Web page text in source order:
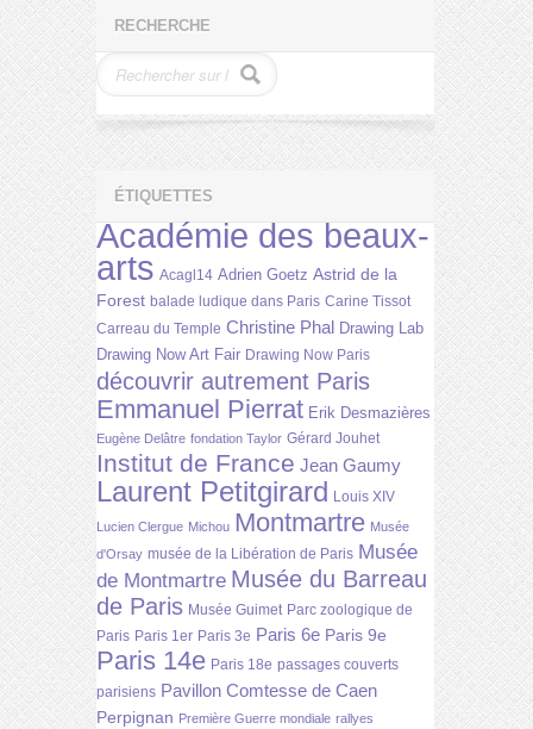
RECHERCHE
ÉTIQUETTES
Académie des beaux-
arts Acagl14 Adrien Goetz Astrid de la
Forest balade ludique dans Paris Carine Tissot
Carreau du Temple Christine Phal Drawing Lab
Drawing Now Art Fair Drawing Now Paris
découvrir autrement Paris
Emmanuel Pierrat Erik Desmazières
Eugène Delâtre fondation Taylor Gérard Jouhet
Institut de France Jean Gaumy
Laurent Petitgirard Louis XIV
Lucien Clergue Michou Montmartre Musée
d'Orsay musée de la Libération de Paris Musée
de Montmartre Musée du Barreau
de Paris Musée Guimet Parc zoologique de
Paris Paris 1er Paris 3e Paris 6e Paris 9e
Paris 14e Paris 18e passages couverts
parisiens Pavillon Comtesse de Caen
Perpignan Première Guerre mondiale rallyes